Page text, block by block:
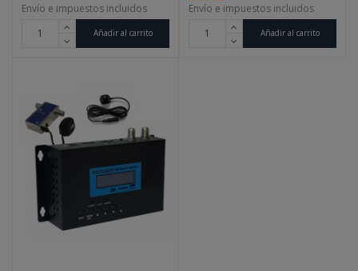
Envío e impuestos incluidos
Añadir al carrito
Envío e impuestos incluidos
Añadir al carrito